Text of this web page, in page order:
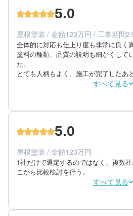
80代/男性/一戸建て
築年数：58年
5.0
屋根塗装 / 金額123万円 / 工事期間
全体的に対応も仕上り度も非常に良く
塗料の種類、品質の説明も細かくして
た。
とても人柄もよく、施工が完了したあ
れ、また、植木の剪定作業も行ってくれ
すべて見る
満足度 5
50代/男性/一戸建て
築年数：18年
5.0
屋根塗装 / 金額123万円
1社だけで選定するのではなく、複数
こから比較検討を行う。
すべて見る
担当者 5